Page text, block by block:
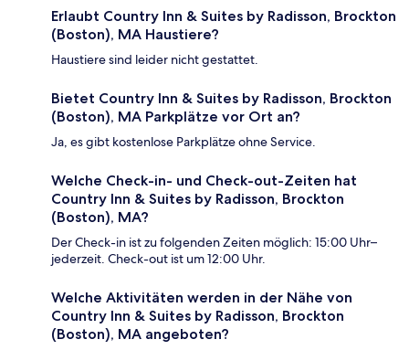
Erlaubt Country Inn & Suites by Radisson, Brockton
(Boston), MA Haustiere?
Haustiere sind leider nicht gestattet.
Bietet Country Inn & Suites by Radisson, Brockton
(Boston), MA Parkplätze vor Ort an?
Ja, es gibt kostenlose Parkplätze ohne Service.
Welche Check-in- und Check-out-Zeiten hat
Country Inn & Suites by Radisson, Brockton
(Boston), MA?
Der Check-in ist zu folgenden Zeiten möglich: 15:00 Uhr–
jederzeit. Check-out ist um 12:00 Uhr.
Welche Aktivitäten werden in der Nähe von
Country Inn & Suites by Radisson, Brockton
(Boston), MA angeboten?